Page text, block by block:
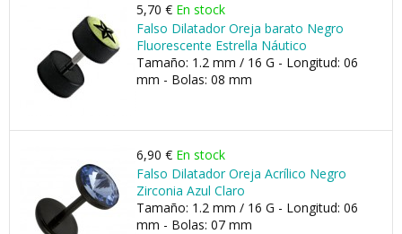
5,70 € En stock
Falso Dilatador Oreja barato Negro
Fluorescente Estrella Náutico
Tamaño: 1.2 mm / 16 G - Longitud: 06
mm - Bolas: 08 mm
6,90 € En stock
Falso Dilatador Oreja Acrílico Negro
Zirconia Azul Claro
Tamaño: 1.2 mm / 16 G - Longitud: 06
mm - Bolas: 07 mm